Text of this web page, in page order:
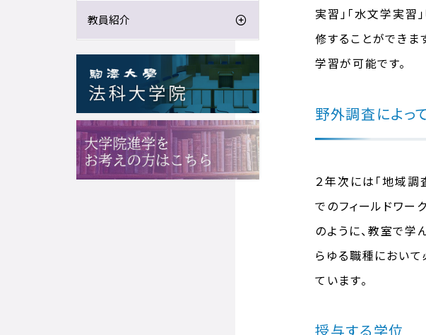
実習」「水文学実習
修することができ
学習が可能です。
野外調査によっ
２年次には「地域調
でのフィールドワー
のように、教室で学
らゆる職種において
ています。
授与する学位
教員紹介